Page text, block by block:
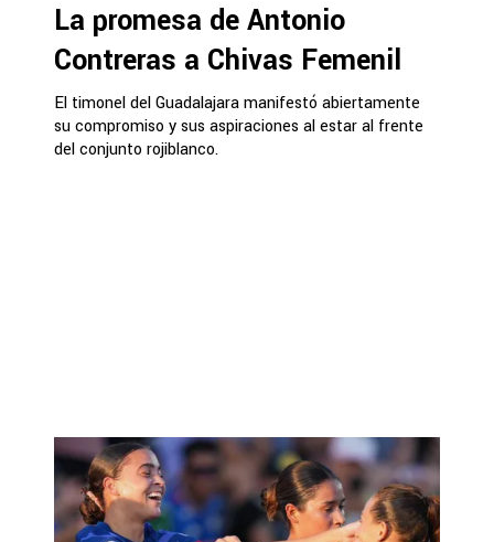
La promesa de Antonio
Contreras a Chivas Femenil
El timonel del Guadalajara manifestó abiertamente
su compromiso y sus aspiraciones al estar al frente
del conjunto rojiblanco.